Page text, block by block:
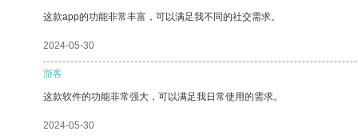
这款app的功能非常丰富，可以满足我不同的社交需求。
2024-05-30
游客
这款软件的功能非常强大，可以满足我日常使用的需求。
2024-05-30